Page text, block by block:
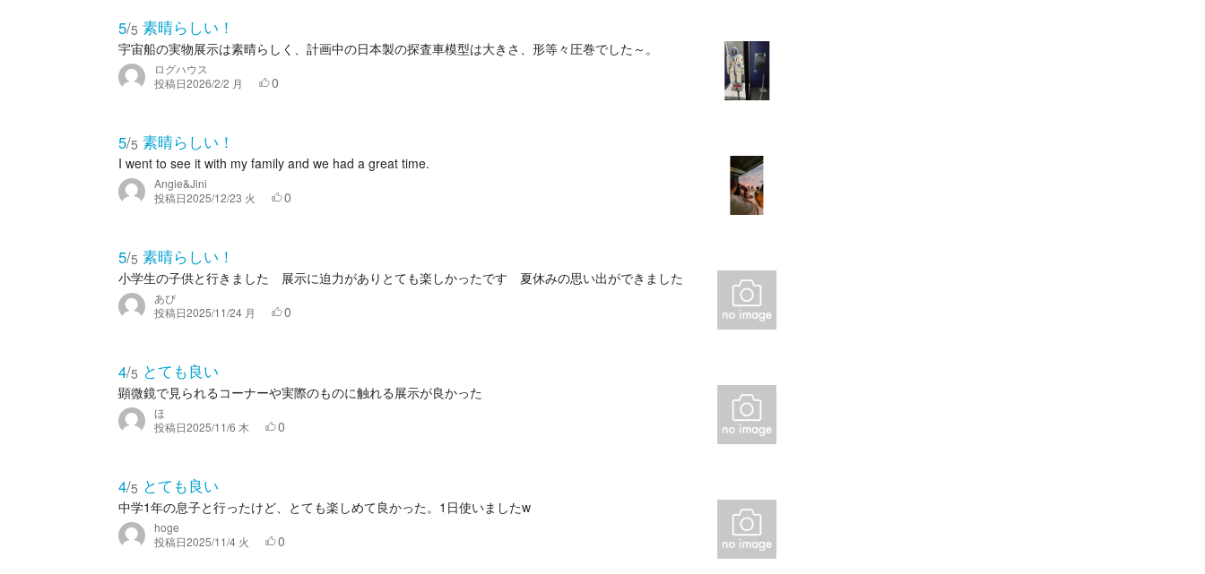
5/5 素晴らしい！
宇宙船の実物展示は素晴らしく、計画中の日本製の探査車模型は大きさ、形等々圧巻でした～。
ログハウス
投稿日2026/2/2 月 0
5/5 素晴らしい！
I went to see it with my family and we had a great time.
Angie&Jini
投稿日2025/12/23 火 0
5/5 素晴らしい！
小学生の子供と行きました 展示に迫力がありとても楽しかったです 夏休みの思い出ができました
あぴ
投稿日2025/11/24 月 0
4/5 とても良い
顕微鏡で見られるコーナーや実際のものに触れる展示が良かった
ほ
投稿日2025/11/6 木 0
4/5 とても良い
中学1年の息子と行ったけど、とても楽しめて良かった。1日使いましたw
hoge
投稿日2025/11/4 火 0